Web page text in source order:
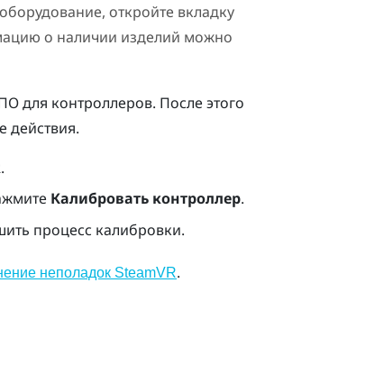
откройте вкладку
о наличии изделий можно
для контроллеров. После этого
действия.
.
Калибровать контроллер.
процесс калибровки.
неполадок SteamVR.